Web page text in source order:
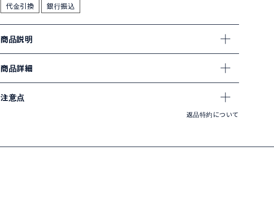
代金引換 銀行振込
商品説明
商品詳細
注意点
返品特約について